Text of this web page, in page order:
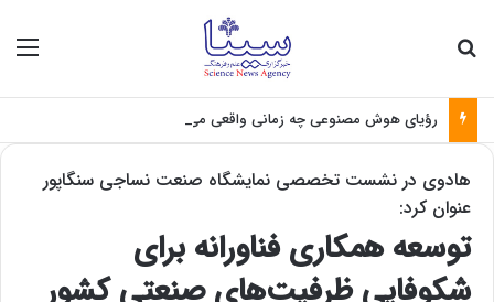
رؤیای هوش مصنوعی چه زمانی واقعی می‌شود؟
هادوی در نشست تخصصی نمایشگاه صنعت نساجی سنگاپور
عنوان کرد:
توسعه همکاری فناورانه برای
شکوفایی ظرفیت‌های صنعتی کشور